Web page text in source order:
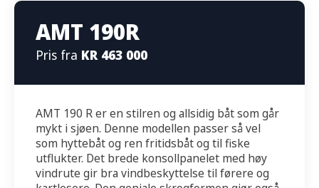
AMT 190R
Pris fra KR 463 000
AMT 190 R er en stilren og allsidig båt som går
mykt i sjøen. Denne modellen passer så vel
som hyttebåt og ren fritidsbåt og til fiske
utflukter. Det brede konsollpanelet med høy
vindrute gir bra vindbeskyttelse til førere og